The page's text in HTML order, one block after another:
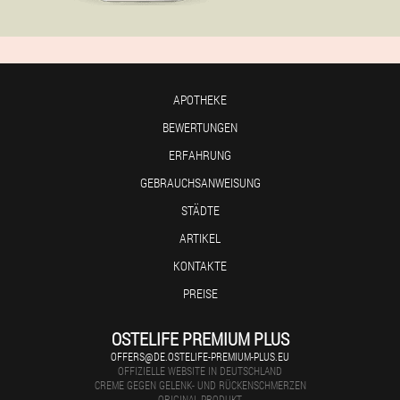
APOTHEKE
BEWERTUNGEN
ERFAHRUNG
GEBRAUCHSANWEISUNG
STÄDTE
ARTIKEL
KONTAKTE
PREISE
OSTELIFE PREMIUM PLUS
OFFERS@DE.OSTELIFE-PREMIUM-PLUS.EU
OFFIZIELLE WEBSITE IN DEUTSCHLAND
CREME GEGEN GELENK- UND RÜCKENSCHMERZEN